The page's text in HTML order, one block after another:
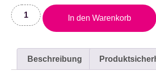
In den Warenkorb
Beschreibung